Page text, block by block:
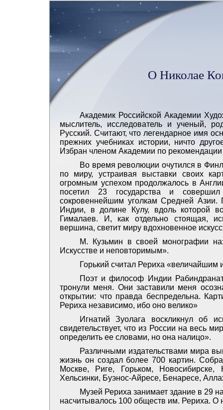
О Николае
Академик Российской Академии
мыслитель, исследователь и ученый,
Русский. Считают, что легендарное имя
прежних учебниках истории, ничто
Избран членом Академии по
Во время революции очутился в
по миру, устраивая выставки своих
огромным успехом продолжалось в
посетил 23 государства и
сокровеннейшим уголкам Средней
Индии, в долине Кулу, вдоль которой
Гималаев. И, как отдельно стоящая,
вершина, светит миру вдохновенное
М. Кузьмин в своей монографии
Искусстве и неповторимым».
Горький считал Рериха «величайшим
Поэт и философ Индии
тронули меня. Они заставили меня
открытии: что правда беспредельна.
Рериха независимо, ибо оно велико»
Игнатий Зуолага воскликнул об
свидетельствует, что из России на весь
определить ее словами, но она налицо».
Различными издательствами мира
жизнь он создал более 700 картин.
Москве, Риге, Горьком,
Хельсинки, Буэнос-Айресе, Бенаресе,
Музей Рериха занимает здание в 29
насчитывалось 100 обществ им. Рериха. О